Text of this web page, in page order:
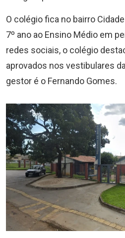
O colégio fica no bairro
7º ano ao Ensino Médio em
redes sociais, o colégio
aprovados nos vestibulares da
gestor é o Fernando Gomes.